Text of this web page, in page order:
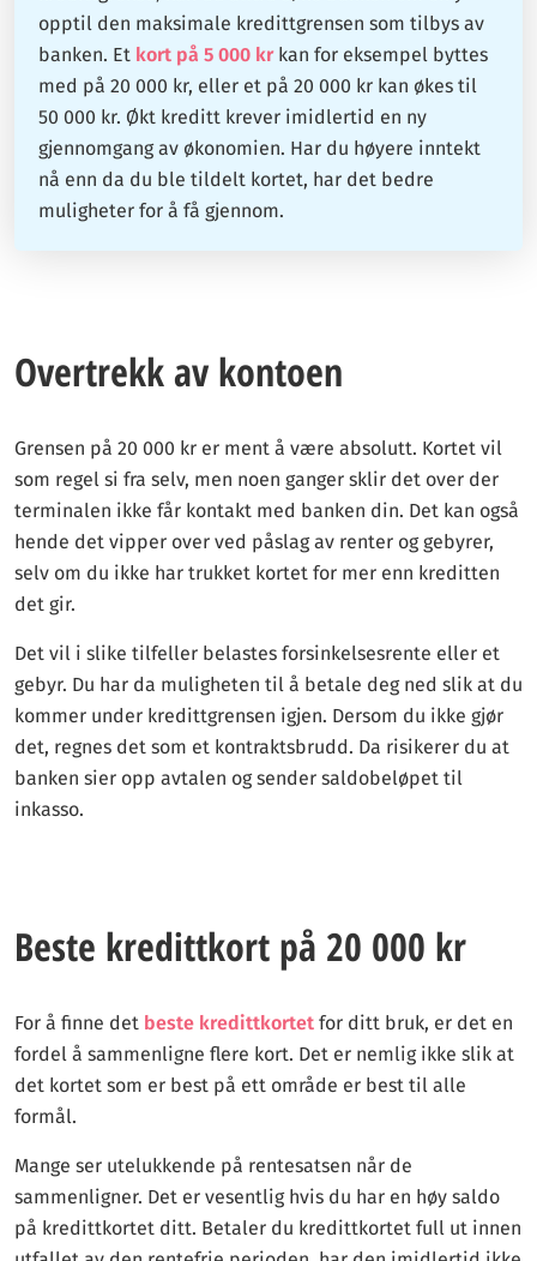
opptil den maksimale kredittgrensen som tilbys av
banken. Et kort på 5 000 krkan for eksempel byttes
med på 20 000 kr, eller et på 20 000 kr kan økes til
50 000 kr. Økt kreditt krever imidlertid en ny
gjennomgang av økonomien. Har du høyere inntekt
nå enn da du ble tildelt kortet, har det bedre
muligheter for å få gjennom.
Overtrekk av kontoen
Grensen på 20 000 kr er ment å være absolutt. Kortet vil
som regel si fra selv, men noen ganger sklir det over der
terminalen ikke får kontakt med banken din. Det kan også
hende det vipper over ved påslag av renter og gebyrer,
selv om du ikke har trukket kortet for mer enn kreditten
det gir.
Det vil i slike tilfeller belastes forsinkelsesrente eller et
gebyr. Du har da muligheten til å betale deg ned slik at du
kommer under kredittgrensen igjen. Dersom du ikke gjør
det, regnes det som et kontraktsbrudd. Da risikerer du at
banken sier opp avtalen og sender saldobeløpet til
inkasso.
Beste kredittkort på 20 000 kr
For å finne det beste kredittkortet for ditt bruk, er det en
fordel å sammenligne flere kort. Det er nemlig ikke slik at
det kortet som er best på ett område er best til alle
formål.
Mange ser utelukkende på rentesatsen når de
sammenligner. Det er vesentlig hvis du har en høy saldo
på kredittkortet ditt. Betaler du kredittkortet full ut innen